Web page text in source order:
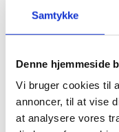
Samtykke
Denne hjemmeside
Vi bruger cookies til
annoncer, til at vise
at analysere vores